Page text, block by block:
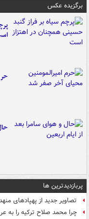
برگزیده عکس
پربازدیدترین ها
تصاویر جدید از پهپادهای
چرا محمد صلاح ترکیه را به